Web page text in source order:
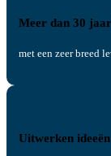
Meer dan 30
met een zeer breed
Uitwerken